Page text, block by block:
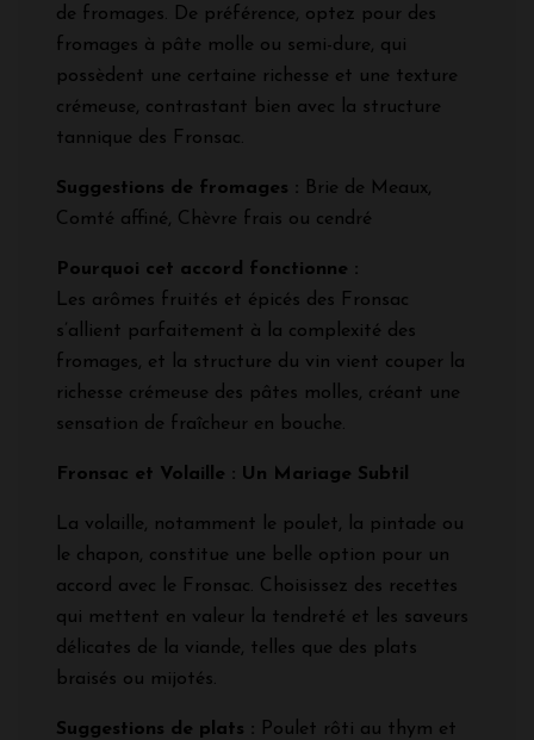
de fromages. De préférence, optez pour des
fromages à pâte molle ou semi-dure, qui
possèdent une certaine richesse et une texture
crémeuse, contrastant bien avec la structure
tannique des Fronsac.
Suggestions de fromages : Brie de Meaux,
Comté affiné, Chèvre frais ou cendré
Pourquoi cet accord fonctionne :
Les arômes fruités et épicés des Fronsac
s’allient parfaitement à la complexité des
fromages, et la structure du vin vient couper la
richesse crémeuse des pâtes molles, créant une
sensation de fraîcheur en bouche.
Fronsac et Volaille : Un Mariage Subtil
La volaille, notamment le poulet, la pintade ou
le chapon, constitue une belle option pour un
accord avec le Fronsac. Choisissez des recettes
qui mettent en valeur la tendreté et les saveurs
délicates de la viande, telles que des plats
braisés ou mijotés.
Suggestions de plats : Poulet rôti au thym et